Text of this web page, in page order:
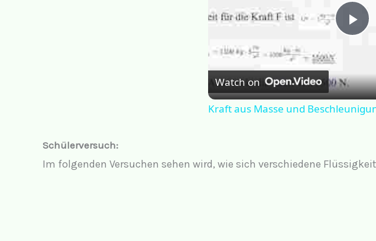
P
a
Watch on
Kraft aus Masse und
Schülerversuch:
Im folgenden Versuchen sehen wird, wie sich verschiedene